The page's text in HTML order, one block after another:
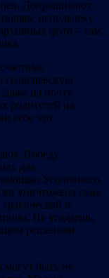
Допрашивают
неподалеку
фото – там,
георгиевскую
на почту
родителей на
себе это
Победу
для
Уголовного
уничтожена сама
и
Не угадаешь,
решениям
быть не